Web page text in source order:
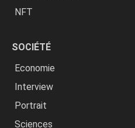
NFT
SOCIÉTÉ
Economie
Interview
Portrait
Sciences